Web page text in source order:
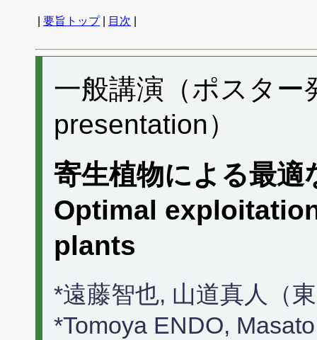
要旨トップ| 目次
一般講演（ポスタ
presentation）
寄生植物による最
Optimal
plants
*遠藤智也, 山道真人（
*Tomoya ENDO,